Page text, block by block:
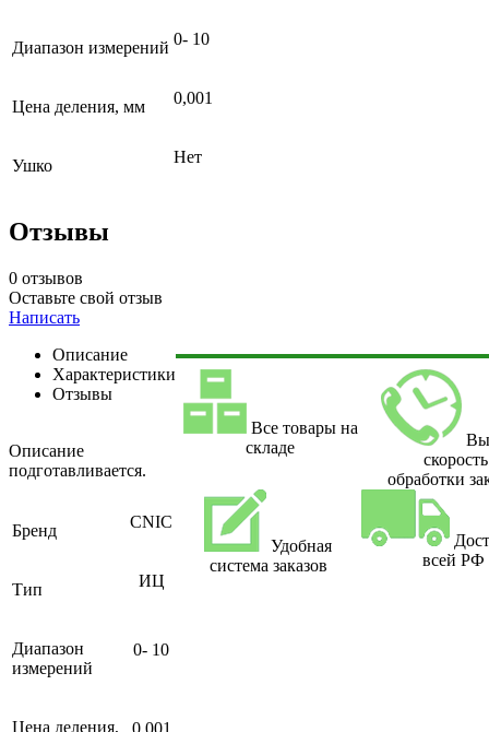
Диапазон измерений 0- 10
Цена деления, мм 0,001
Ушко Нет
Отзывы
0 отзывов
Оставьте свой отзыв
Написать
Описание
Характеристики
Отзывы
Описание
подготавливается.
Бренд CNIC
Тип ИЦ
Диапазон
измерений
0- 10
Цена деления,
Все товары на
складе
скорость
обработки
Удобная
система заказов
всей РФ